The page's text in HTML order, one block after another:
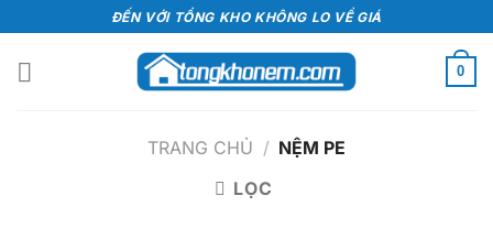
qua
nội
ĐẾN VỚI TỔNG KHO KHÔNG LO VỀ GIÁ
0
TRANG CHỦ / NỆM PE
LỌC